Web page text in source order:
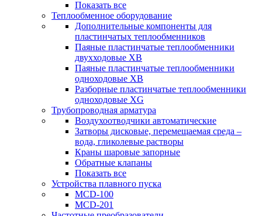
Показать все
Теплообменное оборудование
Дополнительные компоненты для
пластинчатых теплообменников
Паяные пластинчатые теплообменники
двухходовые XB
Паяные пластинчатые теплообменники
одноходовые ХВ
Разборные пластинчатые теплообменники
одноходовые ХG
Трубопроводная арматура
Воздухоотводчики автоматические
Затворы дисковые, перемещаемая среда –
вода, гликолевые растворы
Краны шаровые запорные
Обратные клапаны
Показать все
Устройства плавного пуска
MCD-100
MCD-201